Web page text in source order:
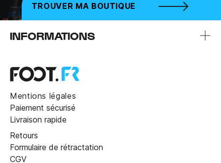
TROUVER MA BOUTIQUE
INFORMATIONS
Mentions légales
Paiement sécurisé
Livraison rapide
Retours
Formulaire de rétractation
CGV